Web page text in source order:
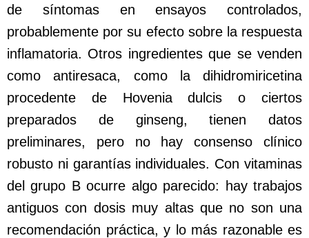
de síntomas en ensayos controlados,
probablemente por su efecto sobre la respuesta
inflamatoria. Otros ingredientes que se venden
como antiresaca, como la dihidromiricetina
procedente de Hovenia dulcis o ciertos
preparados de ginseng, tienen datos
preliminares, pero no hay consenso clínico
robusto ni garantías individuales. Con vitaminas
del grupo B ocurre algo parecido: hay trabajos
antiguos con dosis muy altas que no son una
recomendación práctica, y lo más razonable es